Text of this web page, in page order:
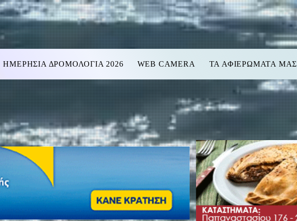
ΗΜΕΡΗΣΙΑ ΔΡΟΜΟΛΟΓΙΑ 2026 WEB CAMERA ΤΑ ΑΦΙΕΡΩΜΑΤΑ ΜΑΣ